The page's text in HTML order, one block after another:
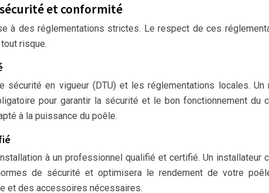
et conformité
à des réglementations strictes. Le respect de ces
risque.
sécurité en vigueur (DTU) et les réglementations locales. Un
pour garantir la sécurité et le bon fonctionnement du
à la puissance du poêle.
à un professionnel qualifié et certifié. Un installateur
de sécurité et optimisera le rendement de votre
et des accessoires nécessaires.